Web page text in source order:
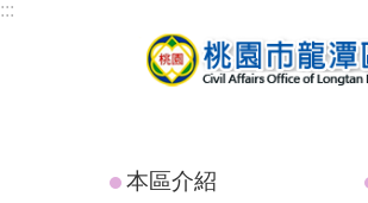
跳到主要內容區塊
:::
本區介紹